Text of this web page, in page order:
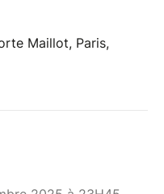
Maillot, Paris,